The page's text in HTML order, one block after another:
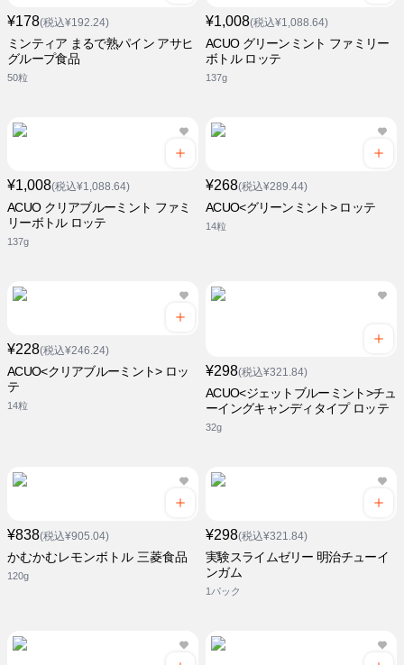
¥178(税込¥192.24)
ミンティア まるで熟パイン アサヒ
グループ食品
50粒
¥1,008(税込¥1,088.64)
ACUO グリーンミント ファミリー
ボトル ロッテ
137g
¥1,008(税込¥1,088.64)
ACUO クリアブルーミント ファミ
リーボトル ロッテ
137g
¥268(税込¥289.44)
ACUO<グリーンミント> ロッテ
14粒
¥228(税込¥246.24)
ACUO<クリアブルーミント> ロッ
テ
14粒
¥298(税込¥321.84)
ACUO<ジェットブルーミント>チュ
ーイングキャンディタイプ ロッテ
32g
¥838(税込¥905.04)
かむかむレモンボトル 三菱食品
120g
¥298(税込¥321.84)
実験スライムゼリー 明治チューイ
ンガム
1パック